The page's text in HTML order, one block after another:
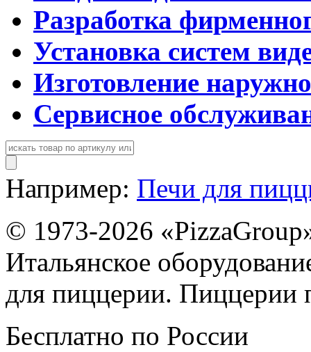
Разработка
Установка систем
Изготовление
Сервисное
Например: Печи для
© 1973-2026
Итальянское
для пиццерии. Пиццерии
Бесплатно по России